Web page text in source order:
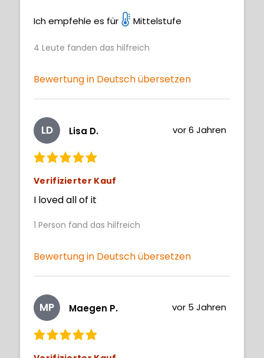
Ich empfehle es für Mittelstufe
4 Leute fanden das hilfreich
Bewertung in Deutsch übersetzen
LD Lisa D. vor 6 Jahren
Verifizierter Kauf
I loved all of it
1 Person fand das hilfreich
Bewertung in Deutsch übersetzen
MP Maegen P. vor 5 Jahren